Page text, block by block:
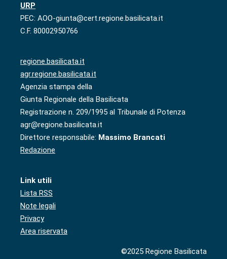
URP
PEC: AOO-giunta@cert.regione.basilicata.it
C.F. 80002950766
regione.basilicata.it
agr.regione.basilicata.it
Agenzia stampa della
Giunta Regionale della Basilicata
Registrazione n. 209/1995 al Tribunale di Potenza
agr@regione.basilicata.it
Direttore responsabile: Massimo Brancati
Redazione
Link utili
Lista RSS
Note legali
Privacy
Area riservata
©2025 Regione Basilicata